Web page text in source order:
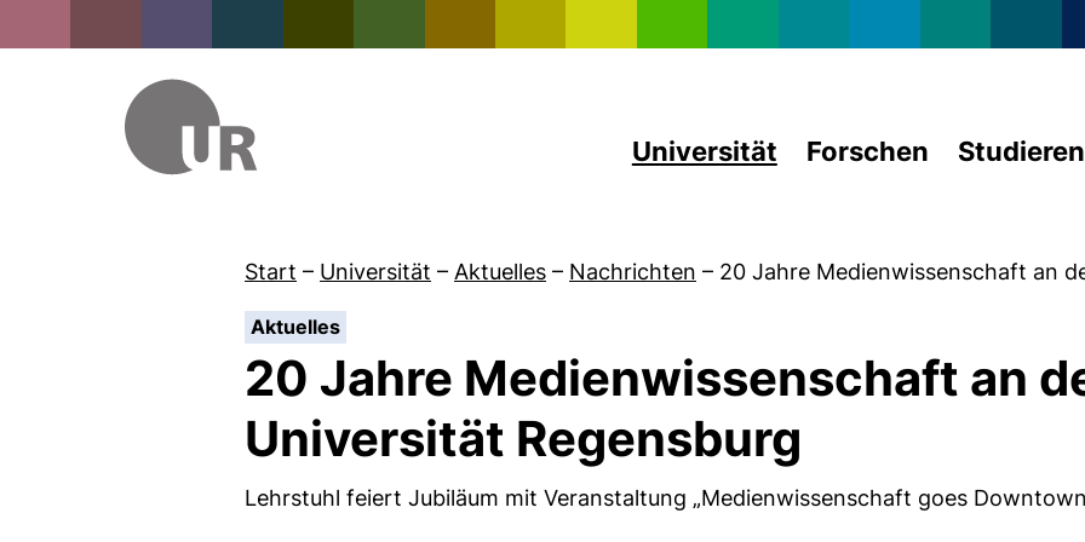
Universität Forschen Studieren
Start – Universität – Aktuelles – Nachrichten – 20 Jahre Medienwissenschaft an
Aktuelles:
20 Jahre Medienwissenschaft an
Universität Regensburg
Lehrstuhl feiert Jubiläum mit Veranstaltung „Medienwissenschaft goes